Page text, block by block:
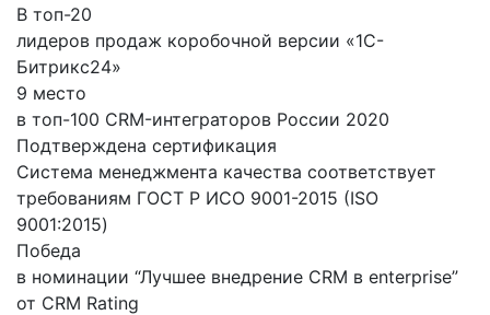
В топ-20
лидеров продаж коробочной версии «1С-
Битрикс24»
9 место
в топ-100 CRM-интеграторов России 2020
Подтверждена сертификация
Система менеджмента качества соответствует
требованиям ГОСТ Р ИСО 9001-2015 (ISO
9001:2015)
Победа
в номинации “Лучшее внедрение CRM в enterprise”
от CRM Rating